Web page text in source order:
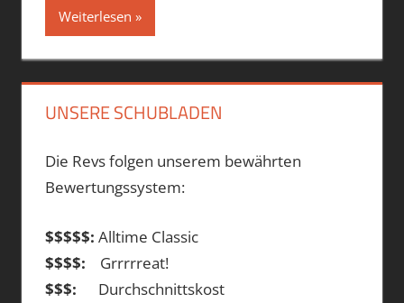
Weiterlesen
UNSERE SCHUBLADEN
Die Revs folgen unserem bewährten
Bewertungssystem:
$$$$$: Alltime Classic
$$$$: Grrrrreat!
$$$: Durchschnittskost